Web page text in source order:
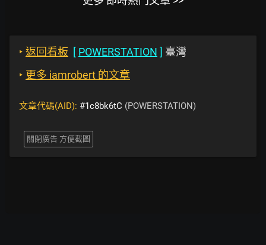
‣ 返回看板 [ POWERSTATION ] 臺灣
‣ 更多 iamrobert 的文章
文章代碼(AID): #1c8bk6tC (POWERSTATION)
關閉廣告 方便截圖